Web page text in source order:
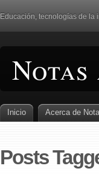
Educación, tecnologí­as de la
Notas
Inicio Acerca de
Posts